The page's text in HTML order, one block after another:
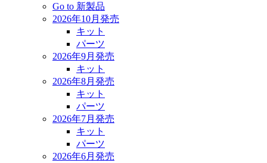
Go to 新製品
2026年10月発売
キット
パーツ
2026年9月発売
キット
2026年8月発売
キット
パーツ
2026年7月発売
キット
パーツ
2026年6月発売